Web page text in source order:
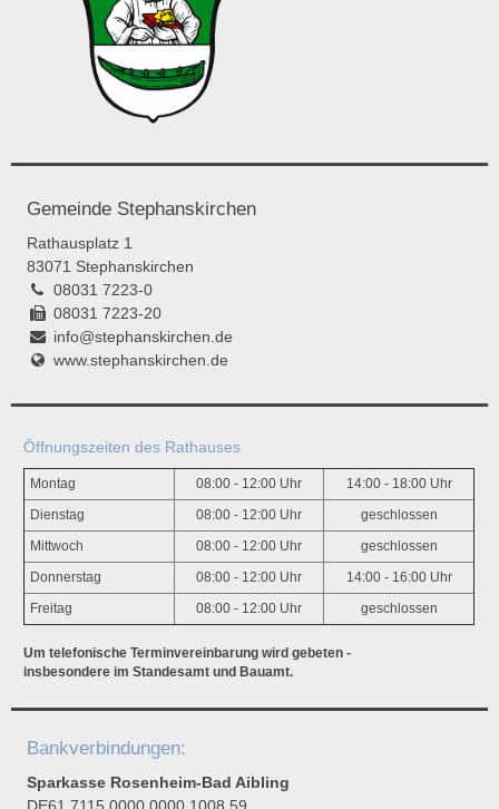
Gemeinde Stephanskirchen
Rathausplatz 1
83071 Stephanskirchen
08031 7223-0
08031 7223-20
info@stephanskirchen.de
www.stephanskirchen.de
Öffnungszeiten des Rathauses
Montag 08:00 - 12:00 Uhr 14:00 - 18:00 Uhr
Dienstag 08:00 - 12:00 Uhr geschlossen
Mittwoch 08:00 - 12:00 Uhr geschlossen
Donnerstag 08:00 - 12:00 Uhr 14:00 - 16:00 Uhr
Freitag 08:00 - 12:00 Uhr geschlossen
Um telefonische Terminvereinbarung wird gebeten -
insbesondere im Standesamt und Bauamt.
Bankverbindungen:
Sparkasse Rosenheim-Bad Aibling